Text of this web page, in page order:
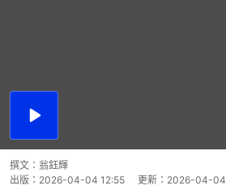
播
撰文： 翁鈺輝
出版： 2026-04-04 12:55 更新： 2026-04-04